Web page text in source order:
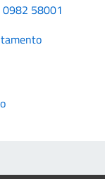
0982 58001